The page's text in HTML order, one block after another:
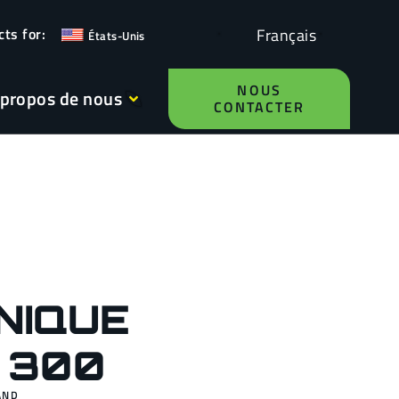
États-Unis Français
de nous NOUS
CONTACTER
300